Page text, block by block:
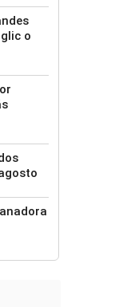
o